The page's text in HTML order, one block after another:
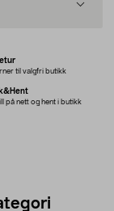
til valgfri butikk
på nett og hent i butikk